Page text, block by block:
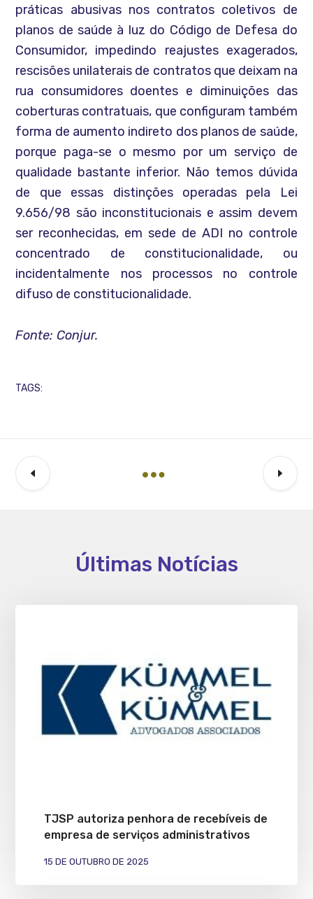
práticas abusivas nos contratos coletivos de
planos de saúde à luz do Código de Defesa do
Consumidor, impedindo reajustes exagerados,
rescisões unilaterais de contratos que deixam na
rua consumidores doentes e diminuições das
coberturas contratuais, que configuram também
forma de aumento indireto dos planos de saúde,
porque paga-se o mesmo por um serviço de
qualidade bastante inferior. Não temos dúvida
de que essas distinções operadas pela Lei
9.656/98 são inconstitucionais e assim devem
ser reconhecidas, em sede de ADI no controle
concentrado de constitucionalidade, ou
incidentalmente nos processos no controle
difuso de constitucionalidade.
Fonte: Conjur.
TAGS:
Últimas Notícias
TJSP autoriza penhora de recebíveis de
empresa de serviços administrativos
15 DE OUTUBRO DE 2025